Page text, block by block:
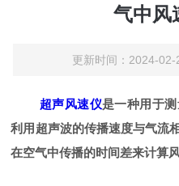
气中风
更新时间：2024-
超声风速仪是一种用于
利用超声波的传播速度与气流
在空气中传播的时间差来计算风